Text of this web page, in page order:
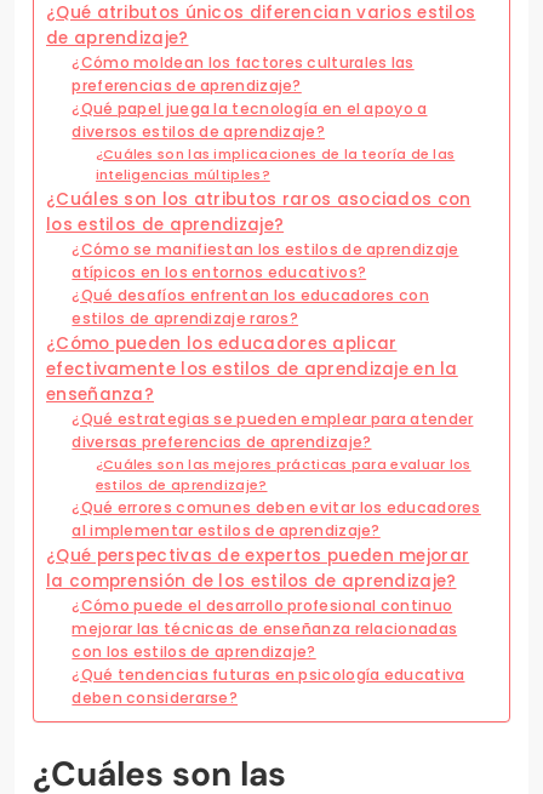
¿Qué atributos únicos diferencian varios estilos
de aprendizaje?
¿Cómo moldean los factores culturales las
preferencias de aprendizaje?
¿Qué papel juega la tecnología en el apoyo a
diversos estilos de aprendizaje?
¿Cuáles son las implicaciones de la teoría de las
inteligencias múltiples?
¿Cuáles son los atributos raros asociados con
los estilos de aprendizaje?
¿Cómo se manifiestan los estilos de aprendizaje
atípicos en los entornos educativos?
¿Qué desafíos enfrentan los educadores con
estilos de aprendizaje raros?
¿Cómo pueden los educadores aplicar
efectivamente los estilos de aprendizaje en la
enseñanza?
¿Qué estrategias se pueden emplear para atender
diversas preferencias de aprendizaje?
¿Cuáles son las mejores prácticas para evaluar los
estilos de aprendizaje?
¿Qué errores comunes deben evitar los educadores
al implementar estilos de aprendizaje?
¿Qué perspectivas de expertos pueden mejorar
la comprensión de los estilos de aprendizaje?
¿Cómo puede el desarrollo profesional continuo
mejorar las técnicas de enseñanza relacionadas
con los estilos de aprendizaje?
¿Qué tendencias futuras en psicología educativa
deben considerarse?
¿Cuáles son las